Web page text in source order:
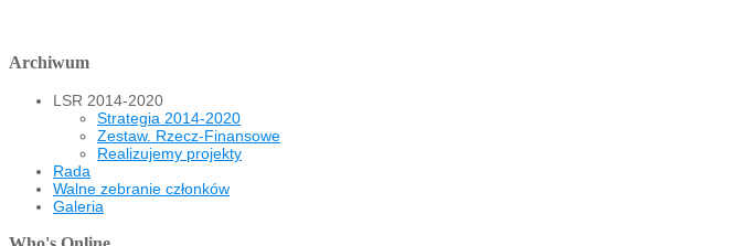
Archiwum
LSR 2014-2020
Strategia 2014-2020
Zestaw. Rzecz-Finansowe
Realizujemy projekty
Rada
Walne zebranie członków
Galeria